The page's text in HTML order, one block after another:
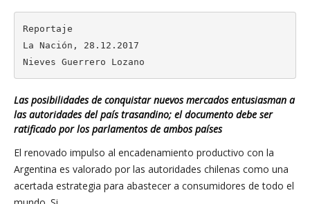
Reportaje
La Nación, 28.12.2017
Nieves Guerrero Lozano
Las posibilidades de conquistar nuevos mercados entusiasman a
las autoridades del país trasandino; el documento debe ser
ratificado por los parlamentos de ambos países
El renovado impulso al encadenamiento productivo con la
Argentina es valorado por las autoridades chilenas como una
acertada estrategia para abastecer a consumidores de todo el